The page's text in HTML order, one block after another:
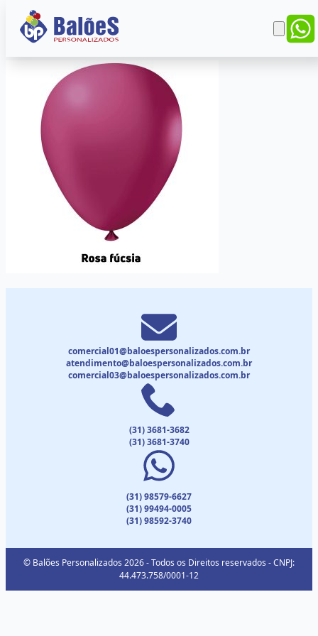
comercial01@baloespersonalizados.com.br
atendimento@baloespersonalizados.com.br
comercial03@baloespersonalizados.com.br
(31) 3681-3682
(31) 3681-3740
(31) 98579-6627
(31) 99494-0005
(31) 98592-3740
© Balões Personalizados 2026 - Todos os Direitos reservados - CNPJ:
44.473.758/0001-12